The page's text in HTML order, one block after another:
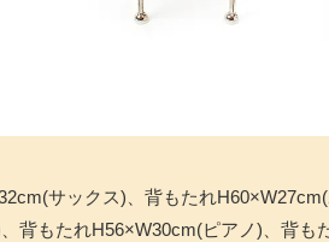
サックス)、背もたれ
背もたれH56×W30cm(ピアノ)、背も